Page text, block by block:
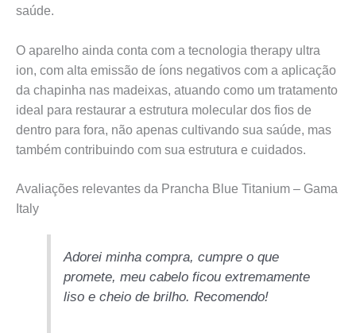
saúde.
O aparelho ainda conta com a tecnologia therapy ultra
ion, com alta emissão de íons negativos com a aplicação
da chapinha nas madeixas, atuando como um tratamento
ideal para restaurar a estrutura molecular dos fios de
dentro para fora, não apenas cultivando sua saúde, mas
também contribuindo com sua estrutura e cuidados.
Avaliações relevantes da Prancha Blue Titanium – Gama
Italy
Adorei minha compra, cumpre o que
promete, meu cabelo ficou extremamente
liso e cheio de brilho. Recomendo!